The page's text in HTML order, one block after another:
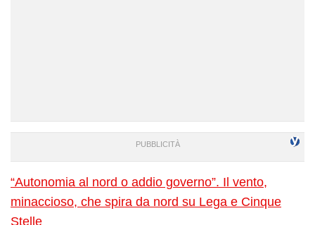
“Autonomia al nord o addio governo”. Il vento,
minaccioso, che spira da nord su Lega e Cinque
Stelle